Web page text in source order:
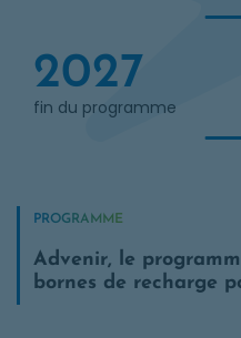
2027
fin du programme
PROGRAMME
Advenir, le
bornes de recharge